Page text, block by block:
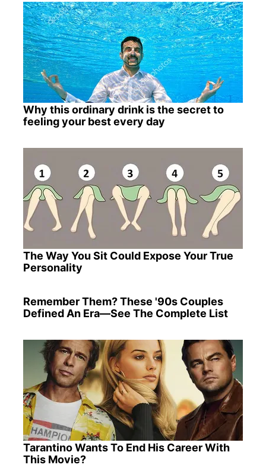
Why this ordinary drink is the secret to
feeling your best every day
The Way You Sit Could Expose Your True
Personality
Remember Them? These '90s Couples
Defined An Era—See The Complete List
Tarantino Wants To End His Career With
This Movie?